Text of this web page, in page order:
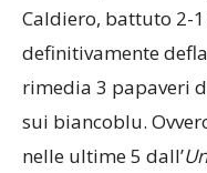
Caldiero, battuto 2-1
definitivamente
rimedia 3 papaveri
sui biancoblu.
nelle ultime 5 dall’